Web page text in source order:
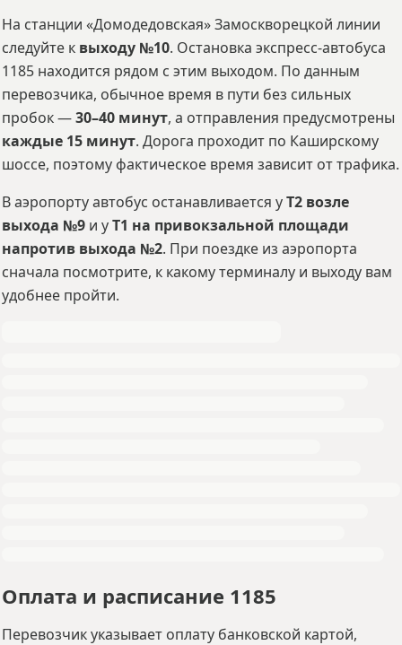
На станции «Домодедовская» Замоскворецкой линии
следуйте к выходу №10. Остановка экспресс-автобуса
1185 находится рядом с этим выходом. По данным
перевозчика, обычное время в пути без сильных
пробок —30–40 минут, а отправления предусмотрены
каждые 15 минут. Дорога проходит по Каширскому
шоссе, поэтому фактическое время зависит от трафика.
В аэропорту автобус останавливается уT2 возле
выхода №9 и уT1 на привокзальной площади
напротив выхода №2. При поездке из аэропорта
сначала посмотрите, к какому терминалу и выходу вам
удобнее пройти.
Оплата и расписание 1185
Перевозчик указывает оплату банковской картой,